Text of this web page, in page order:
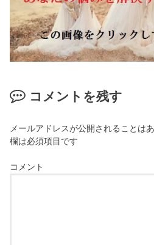
コメントを残す
メールアドレスが公開されることはあ
欄は必須項目です
コメント